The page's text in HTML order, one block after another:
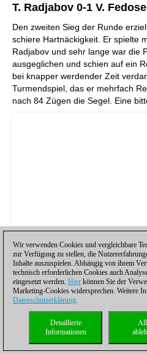
T. Radjabov 0-1 V.
Den zweiten Sieg der Runde
schiere Hartnäckigkeit. Er spielte
Radjabov und sehr lange war die
ausgeglichen und schien auf ein
bei knapper werdender Zeit
Turmendspiel, das er mehrfach
nach 84 Zügen die Segel. Eine
Wir verwenden Cookies und vergleichbare
zur Verfügung zu stellen, die
Inhalte auszuspielen. Abhängig von ihrem
technisch erforderlichen Cookies auch
eingesetzt werden. Hier können Sie der
Marketing-Cookies widersprechen. Weitere
Datenschutzerklärung.
Detaillierte
Informationen